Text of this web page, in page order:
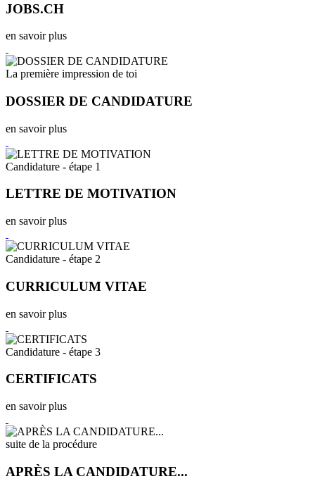
JOBS.CH
en savoir plus
La première impression de toi
DOSSIER DE CANDIDATURE
en savoir plus
Candidature - étape 1
LETTRE DE MOTIVATION
en savoir plus
Candidature - étape 2
CURRICULUM VITAE
en savoir plus
Candidature - étape 3
CERTIFICATS
en savoir plus
suite de la procédure
APRÈS LA CANDIDATURE...